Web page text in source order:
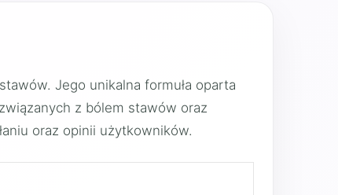
Jego unikalna formuła oparta
z bólem stawów oraz
oraz opinii użytkowników.